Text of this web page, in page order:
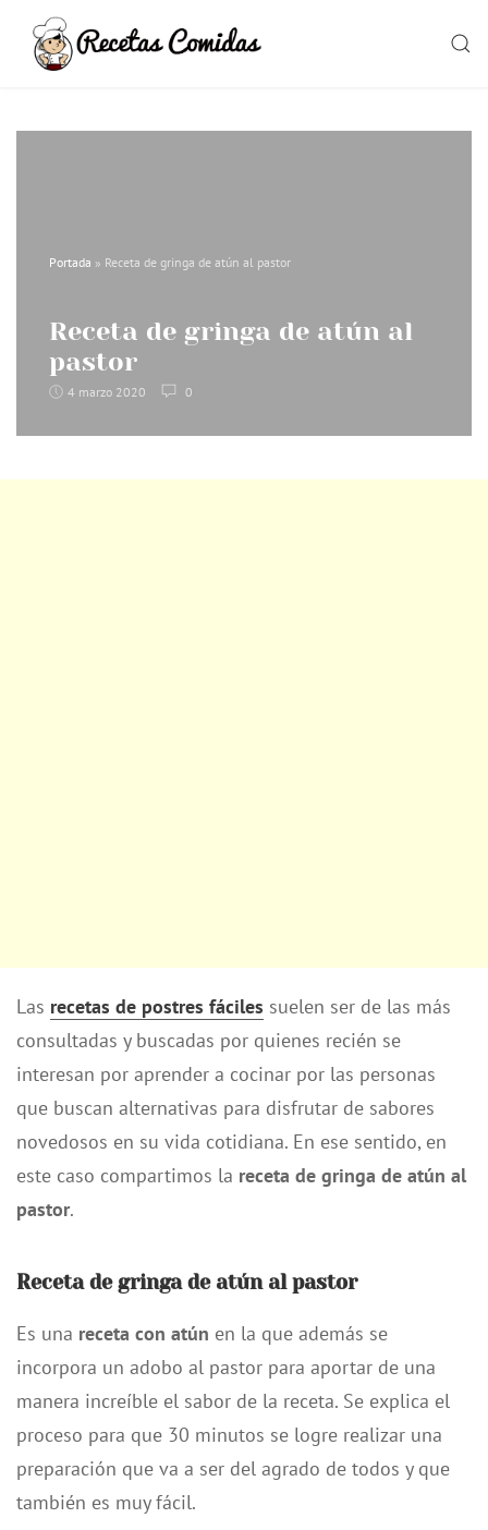
content
Portada » Receta de gringa de atún al pastor
Receta de gringa de atún al
pastor
4 marzo 2020 0
Las recetas de postres fáciles suelen ser de las más
consultadas y buscadas por quienes recién se
interesan por aprender a cocinar por las personas
que buscan alternativas para disfrutar de sabores
novedosos en su vida cotidiana. En ese sentido, en
este caso compartimos la receta de gringa de atún al
pastor.
Receta de gringa de atún al pastor
Es una receta con atún en la que además se
incorpora un adobo al pastor para aportar de una
manera increíble el sabor de la receta. Se explica el
proceso para que 30 minutos se logre realizar una
preparación que va a ser del agrado de todos y que
también es muy fácil.